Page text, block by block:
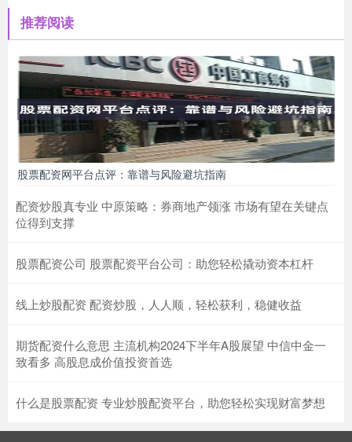
推荐阅读
股票配资网平台点评：靠谱与风险避坑指南
配资炒股真专业 中原策略：券商地产领涨 市场有望在关键点
位得到支撑
股票配资公司 股票配资平台公司：助您轻松撬动资本杠杆
线上炒股配资 配资炒股，人人顺，轻松获利，稳健收益
期货配资什么意思 主流机构2024下半年A股展望 中信中金一
致看多 高股息成价值投资首选
什么是股票配资 专业炒股配资平台，助您轻松实现财富梦想